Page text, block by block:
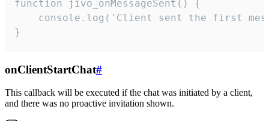
function jivo_onMessageSent() {
console.log('Client sent the first
}
onClientStartChat#
This callback will be executed if the chat was initiated by a client,
and there was no proactive invitation shown.